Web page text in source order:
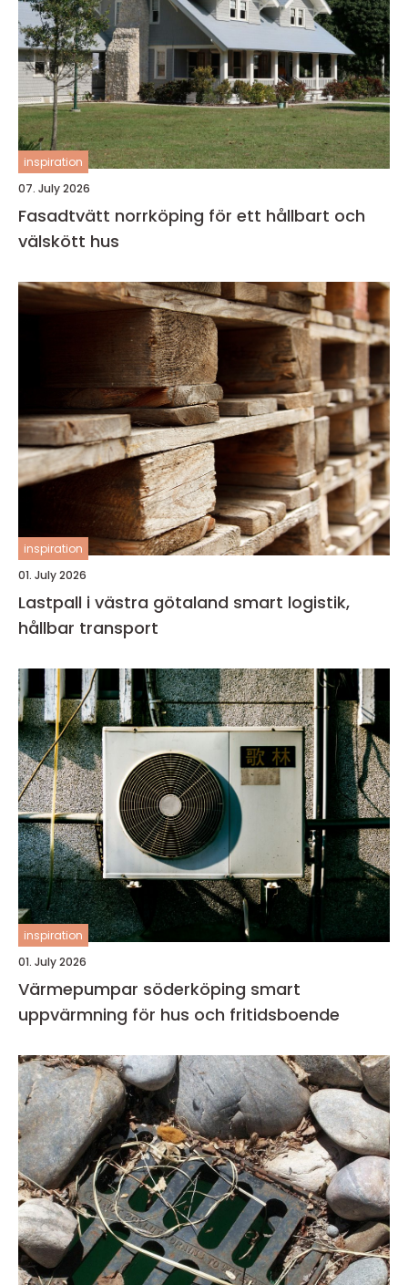
inspiration
07. July 2026
Fasadtvätt norrköping för ett hållbart och
välskött hus
inspiration
01. July 2026
Lastpall i västra götaland smart logistik,
hållbar transport
inspiration
01. July 2026
Värmepumpar söderköping smart
uppvärmning för hus och fritidsboende